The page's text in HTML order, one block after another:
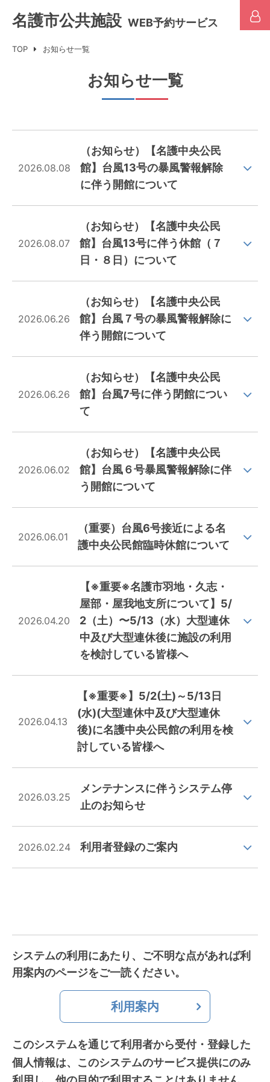
名護市公共施設 WEB予約サービス
TOP お知らせ一覧
お知らせ一覧
2026.08.08
（お知らせ）【名護中央公民
館】台風13号の暴風警報解除
に伴う開館について
2026.08.07
（お知らせ）【名護中央公民
館】台風13号に伴う休館（７
日・８日）について
2026.06.26
（お知らせ）【名護中央公民
館】台風７号の暴風警報解除に
伴う開館について
2026.06.26
（お知らせ）【名護中央公民
館】台風7号に伴う閉館につい
て
2026.06.02
（お知らせ）【名護中央公民
館】台風６号暴風警報解除に伴
う開館について
2026.06.01
（重要）台風6号接近による名
護中央公民館臨時休館について
2026.04.20
【※重要※名護市羽地・久志・
屋部・屋我地支所について】5/
2（土）〜5/13（水）大型連休
中及び大型連休後に施設の利用
を検討している皆様へ
2026.04.13
【※重要※】5/2(土)～5/13日
(水)(大型連休中及び大型連休
後)に名護中央公民館の利用を検
討している皆様へ
2026.03.25
メンテナンスに伴うシステム停
止のお知らせ
2026.02.24 利用者登録のご案内
システムの利用にあたり、ご不明な点があれば利
用案内のページをご一読ください。
利用案内
このシステムを通じて利用者から受付・登録した
個人情報は、 このシステムのサービス提供にのみ